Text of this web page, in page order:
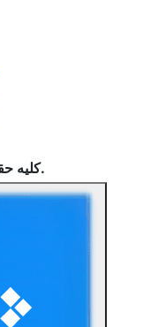
کلیهاست.